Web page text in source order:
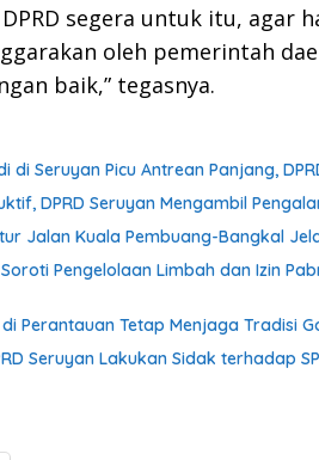
segera untuk itu, agar
oleh pemerintah
baik,” tegasnya.
di Seruyan Picu Antrean Panjang,
DPRD Seruyan Mengambil
Jalan Kuala Pembuang-Bangkal
Pengelolaan Limbah dan Izin
Perantauan Tetap Menjaga Tradisi
Seruyan Lakukan Sidak terhadap